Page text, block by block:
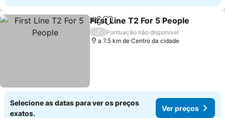
PartilharAdicionar aos favoritos
First Line T2 For 5 People
/
Pontuação não disponível
a 7.5 km de Centro da cidade
Selecione as datas para ver os preços
exatos.
Ver preços